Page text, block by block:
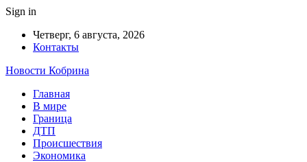
Sign in
Четверг, 6 августа, 2026
Контакты
Новости Кобрина
Главная
В мире
Граница
ДТП
Происшествия
Экономика